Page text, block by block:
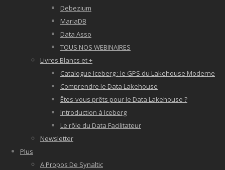
Debezium
MariaDB
Data Asso
TOUS NOS WEBINAIRES
Livres Blancs et +
Catalogue Iceberg : le GPS du Lakehouse Moderne
Comprendre le Data Lakehouse
Êtes-vous prêts pour le Data Lakehouse ?
Introduction à Iceberg
Le rôle du Data Facilitateur
Newsletter
Plus
A Propos De Synaltic